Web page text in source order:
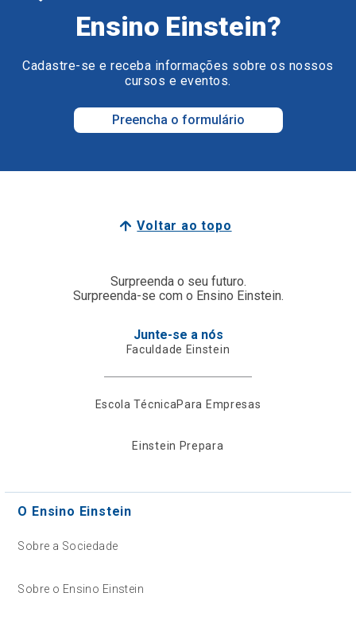
Ensino Einstein?
Cadastre-se e receba informações sobre os nossos
cursos e eventos.
Preencha o formulário
Voltar ao topo
Surpreenda o seu futuro.
Surpreenda-se com o Ensino Einstein.
Junte-se a nós
Faculdade Einstein
Escola TécnicaPara Empresas
Einstein Prepara
O Ensino Einstein
Sobre a Sociedade
Sobre o Ensino Einstein